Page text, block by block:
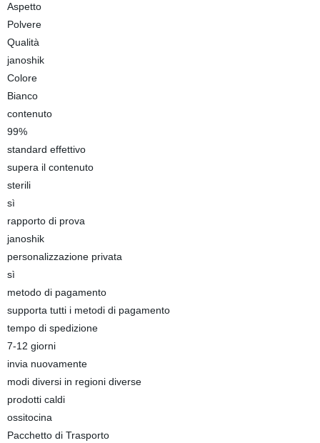
Aspetto
Polvere
Qualità
janoshik
Colore
Bianco
contenuto
99%
standard effettivo
supera il contenuto
sterili
sì
rapporto di prova
janoshik
personalizzazione privata
sì
metodo di pagamento
supporta tutti i metodi di pagamento
tempo di spedizione
7-12 giorni
invia nuovamente
modi diversi in regioni diverse
prodotti caldi
ossitocina
Pacchetto di Trasporto